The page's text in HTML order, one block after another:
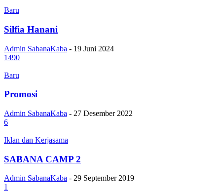
Baru
Silfia Hanani
Admin SabanaKaba - 19 Juni 2024
1490
Baru
Promosi
Admin SabanaKaba - 27 Desember 2022
6
Iklan dan Kerjasama
SABANA CAMP 2
Admin SabanaKaba - 29 September 2019
1